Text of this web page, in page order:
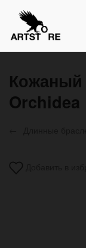
Кожаный
Orchidea